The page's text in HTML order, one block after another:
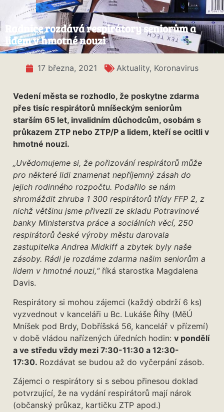
Radnice rozdává respirátory seniorům a
lidem v hmotné nouzi
17 března, 2021 Aktuality, Koronavirus
Vedení města se rozhodlo, že poskytne zdarma
přes tisíc respirátorů mníšeckým seniorům
starším 65 let, invalidním důchodcům, osobám s
průkazem ZTP nebo ZTP/P a lidem, kteří se ocitli v
hmotné nouzi.
„Uvědomujeme si, že pořizování respirátorů může
pro některé lidi znamenat nepříjemný zásah do
jejich rodinného rozpočtu. Podařilo se nám
shromáždit zhruba 1 300 respirátorů třídy FFP 2, z
nichž většinu jsme přivezli ze skladu Potravinové
banky Ministerstva práce a sociálních věcí, 250
respirátorů české výroby městu darovala
zastupitelka Andrea Midkiff a zbytek byly naše
zásoby. Rádi je rozdáme zdarma našim seniorům a
lidem v hmotné nouzi,“říká starostka Magdalena
Davis.
Respirátory si mohou zájemci (každý obdrží 6 ks)
vyzvednout v kanceláři u Bc. Lukáše Říhy (MěÚ
Mníšek pod Brdy, Dobříšská 56, kancelář v přízemí)
v době vládou nařízených úředních hodin: v pondělí
a ve středu vždy mezi 7:30-11:30 a 12:30-
17:30. Rozdávat se budou až do vyčerpání zásob.
Zájemci o respirátory si s sebou přinesou doklad
potvrzující, že na vydání respirátorů mají nárok
(občanský průkaz, kartičku ZTP apod.)